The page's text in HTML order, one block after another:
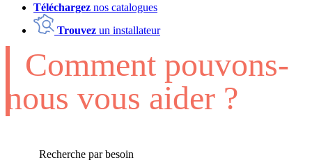
Téléchargez nos catalogues
Trouvez un installateur
Comment pouvons-
nous vous aider ?
Recherche par besoin